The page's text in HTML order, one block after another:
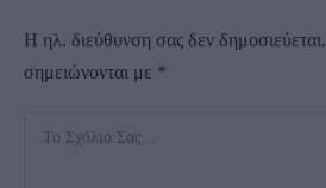
Η ηλ. διεύθυνση σας δεν δημοσιεύεται.
σημειώνονται με *